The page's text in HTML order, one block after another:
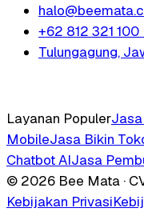
+62 812 321 100
Tulungagung,
Layanan Populer
MobileJasa Bikin
Chatbot AIJasa
© 2026 Bee Mata ·
Kebijakan Privasi